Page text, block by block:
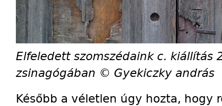
Elfeledett szomszédaink c. kiállítás
zsinagógában © Gyekiczky andrás
Később a véletlen úgy hozta, hogy